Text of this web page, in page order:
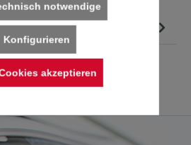
notwendige
Konfigurieren
akzeptieren